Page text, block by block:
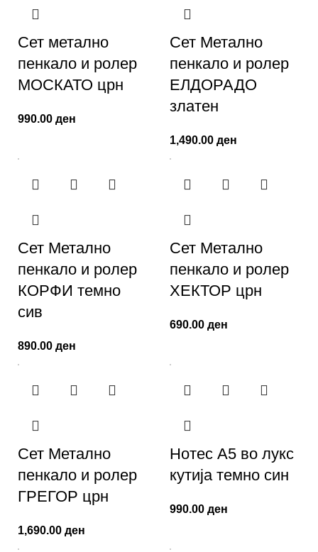
Сет метално
пенкало и ролер
МОСКАТО црн
990.00 ден
Сет Метално
пенкало и ролер
ЕЛДОРАДО
златен
1,490.00 ден
Сет Метално
пенкало и ролер
КОРФИ темно
сив
890.00 ден
Сет Метално
пенкало и ролер
ХЕКТОР црн
690.00 ден
Сет Метално
пенкало и ролер
ГРЕГОР црн
1,690.00 ден
Нотес A5 во лукс
кутија темно син
990.00 ден